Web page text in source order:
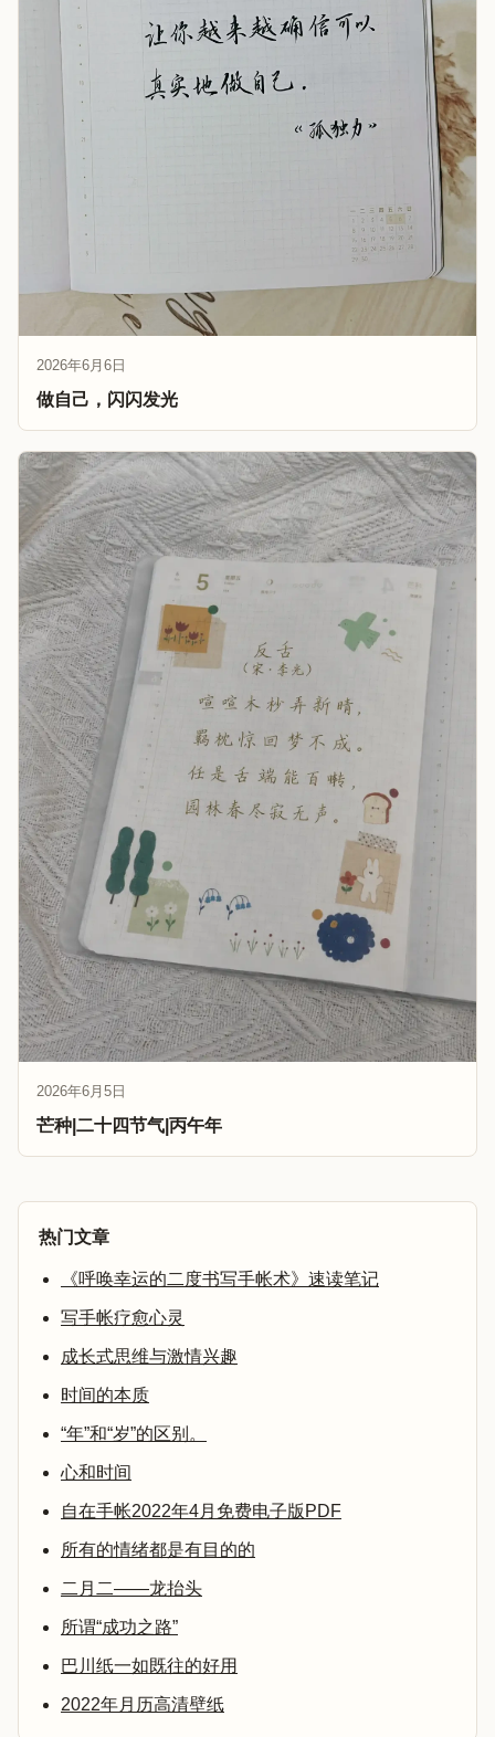
2026年6月6日
做自己，闪闪发光
2026年6月5日
芒种|二十四节气|丙午年
热门文章
《呼唤幸运的二度书写手帐术》速读笔记
写手帐疗愈心灵
成长式思维与激情兴趣
时间的本质
“年”和“岁”的区别。
心和时间
自在手帐2022年4月免费电子版PDF
所有的情绪都是有目的的
二月二——龙抬头
所谓“成功之路”
巴川纸一如既往的好用
2022年月历高清壁纸